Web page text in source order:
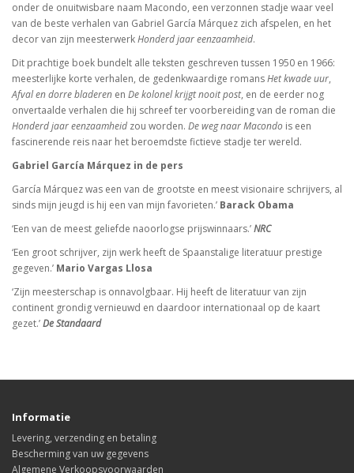
onder de onuitwisbare naam Macondo, een verzonnen stadje waar veel
van de beste verhalen van Gabriel García Márquez zich afspelen, en het
decor van zijn meesterwerkHonderd jaar eenzaamheid.
Dit prachtige boek bundelt alle teksten geschreven tussen 1950 en 1966:
meesterlijke korte verhalen, de gedenkwaardige romansHet kwade uur,
Afval en dorre bladeren en De kolonel krijgt nooit post, en de eerder nog
onvertaalde verhalen die hij schreef ter voorbereiding van de roman die
Honderd jaar eenzaamheid zou worden. De weg naar Macondo is een
fascinerende reis naar het beroemdste fictieve stadje ter wereld.
Gabriel García Márquez in de pers
García Márquez was een van de grootste en meest visionaire schrijvers, al
sinds mijn jeugd is hij een van mijn favorieten.’ Barack Obama
‘Een van de meest geliefde naoorlogse prijswinnaars.’NRC
‘Een groot schrijver, zijn werk heeft de Spaanstalige literatuur prestige
gegeven.’ Mario Vargas Llosa
‘Zijn meesterschap is onnavolgbaar. Hij heeft de literatuur van zijn
continent grondig vernieuwd en daardoor internationaal op de kaart
gezet.’De Standaard
Informatie
Levering, verzending en betaling
Bescherming van uw gegevens
Algemene Verkoopsvoorwaarden